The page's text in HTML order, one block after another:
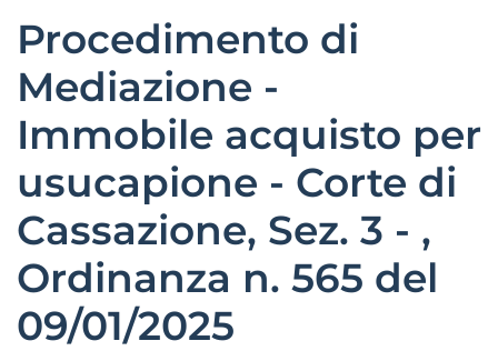
Procedimento di
Mediazione -
Immobile acquisto per
usucapione - Corte di
Cassazione, Sez. 3 - ,
Ordinanza n. 565 del
09/01/2025